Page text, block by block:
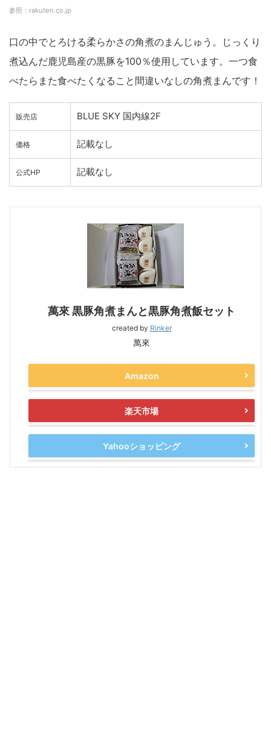
参照：rakuten.co.jp
口の中でとろける柔らかさの角煮のまんじゅう。じっくり
煮込んだ鹿児島産の黒豚を100％使用しています。一つ食
べたらまた食べたくなること間違いなしの角煮まんです！
販売店 BLUE SKY 国内線2F
価格 記載なし
公式HP 記載なし
萬來 黒豚角煮まんと黒豚角煮飯セット
created by Rinker
萬來
Amazon
楽天市場
Yahooショッピング